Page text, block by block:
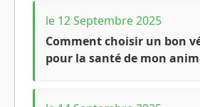
le 12 Septembre 2025
Comment choisir un bon
pour la santé de mon